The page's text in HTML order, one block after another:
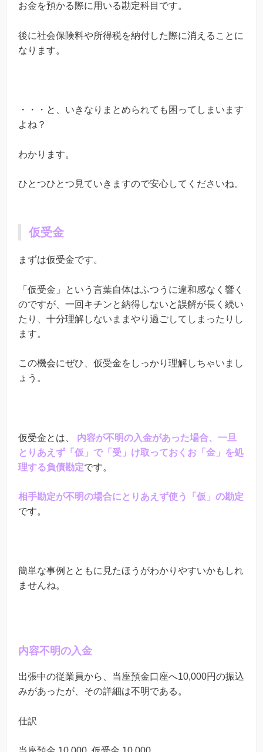
お金を預かる際に用いる勘定科目です。
後に社会保険料や所得税を納付した際に消えることに
なります。
・・・と、いきなりまとめられても困ってしまいます
よね？
わかります。
ひとつひとつ見ていきますので安心してくださいね。
仮受金
まずは仮受金です。
「仮受金」という言葉自体はふつうに違和感なく響く
のですが、一回キチンと納得しないと誤解が長く続い
たり、十分理解しないままやり過ごしてしまったりし
ます。
この機会にぜひ、仮受金をしっかり理解しちゃいまし
ょう。
仮受金とは、
内容が不明の入金があった場合、一旦
とりあえず「仮」で「受」け取っておくお「金」を処
理する負債勘定です。
相手勘定が不明の場合にとりあえず使う「仮」の勘定
です。
簡単な事例とともに見たほうがわかりやすいかもしれ
ませんね。
内容不明の入金
出張中の従業員から、当座預金口座へ10,000円の振込
みがあったが、その詳細は不明である。
仕訳